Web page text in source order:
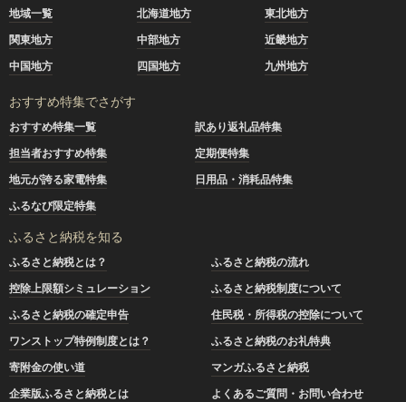
地域一覧 北海道地方
東北地方
関東地方
中部地方
近畿地方
中国地方
四国地方 九州地方
おすすめ特集でさがす
おすすめ特集一覧
訳あり返礼品特集
担当者おすすめ特集
定期便特集
地元が誇る家電特集
日用品・消耗品特集
ふるなび限定特集
ふるさと納税を知る
ふるさと納税とは？
ふるさと納税の流れ
控除上限額シミュレーション
ふるさと納税制度について
ふるさと納税の確定申告
住民税・所得税の控除について
ワンストップ特例制度とは？
ふるさと納税のお礼特典
寄附金の使い道
マンガふるさと納税
企業版ふるさと納税とは
よくあるご質問・お問い合わせ